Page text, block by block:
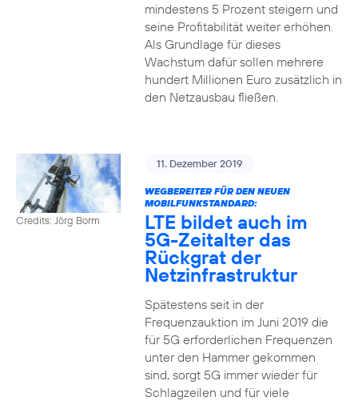
mindestens 5 Prozent steigern und
seine Profitabilität weiter erhöhen.
Als Grundlage für dieses
Wachstum dafür sollen mehrere
hundert Millionen Euro zusätzlich in
den Netzausbau fließen.
Credits: Jörg Borm
11. Dezember 2019
WEGBEREITER FÜR DEN NEUEN
MOBILFUNKSTANDARD:
LTE bildet auch im
5G-Zeitalter das
Rückgrat der
Netzinfrastruktur
Spätestens seit in der
Frequenzauktion im Juni 2019 die
für 5G erforderlichen Frequenzen
unter den Hammer gekommen
sind, sorgt 5G immer wieder für
Schlagzeilen und für viele